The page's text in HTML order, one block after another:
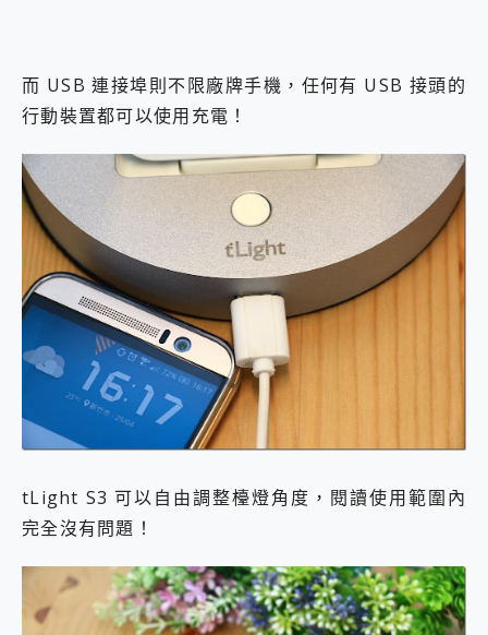
而 USB 連接埠則不限廠牌手機，任何有 USB 接頭的
行動裝置都可以使用充電！
tLight S3 可以自由調整檯燈角度，閱讀使用範圍內
完全沒有問題！